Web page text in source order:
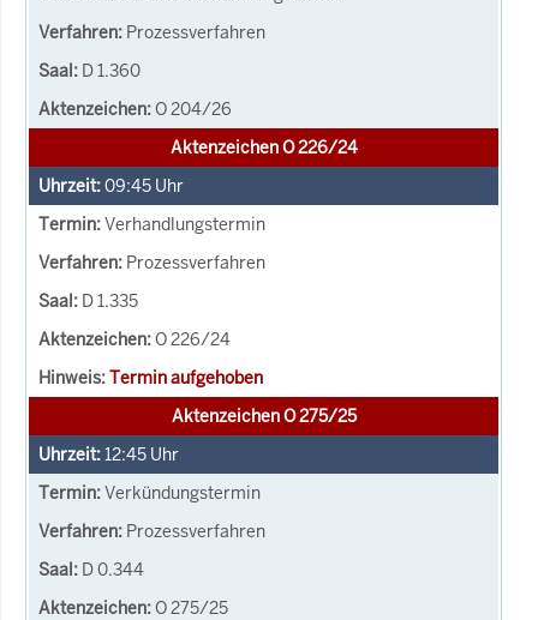
Prozessverfahren
D 1.360
O 204/26
Aktenzeichen O 226/24
09:45 Uhr
Verhandlungstermin
Prozessverfahren
D 1.335
O 226/24
Termin aufgehoben
Aktenzeichen O 275/25
12:45 Uhr
Verkündungstermin
Prozessverfahren
D 0.344
O 275/25